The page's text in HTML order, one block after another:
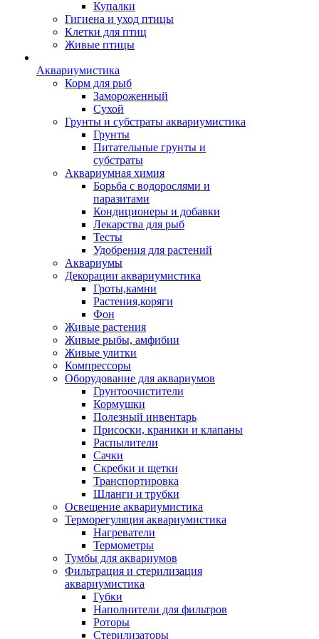
Купалки
Гигиена и уход птицы
Клетки для птиц
Живые птицы
Аквариумистика
Корм для рыб
Замороженный
Сухой
Грунты и субстраты аквариумистика
Грунты
Питательные грунты и
субстраты
Аквариумная химия
Борьба с водорослями и
паразитами
Кондиционеры и добавки
Лекарства для рыб
Тесты
Удобрения для растений
Аквариумы
Декорации аквариумистика
Гроты,камни
Растения,коряги
Фон
Живые растения
Живые рыбы, амфибии
Живые улитки
Компрессоры
Оборудование для аквариумов
Грунтоочистители
Кормушки
Полезный инвентарь
Присоски, краники и клапаны
Распылители
Сачки
Скребки и щетки
Транспортировка
Шланги и трубки
Освещение аквариумистика
Терморегуляция аквариумистика
Нагреватели
Термометры
Тумбы для аквариумов
Фильтрация и стерилизация
аквариумистика
Губки
Наполнители для фильтров
Роторы
Стерилизаторы